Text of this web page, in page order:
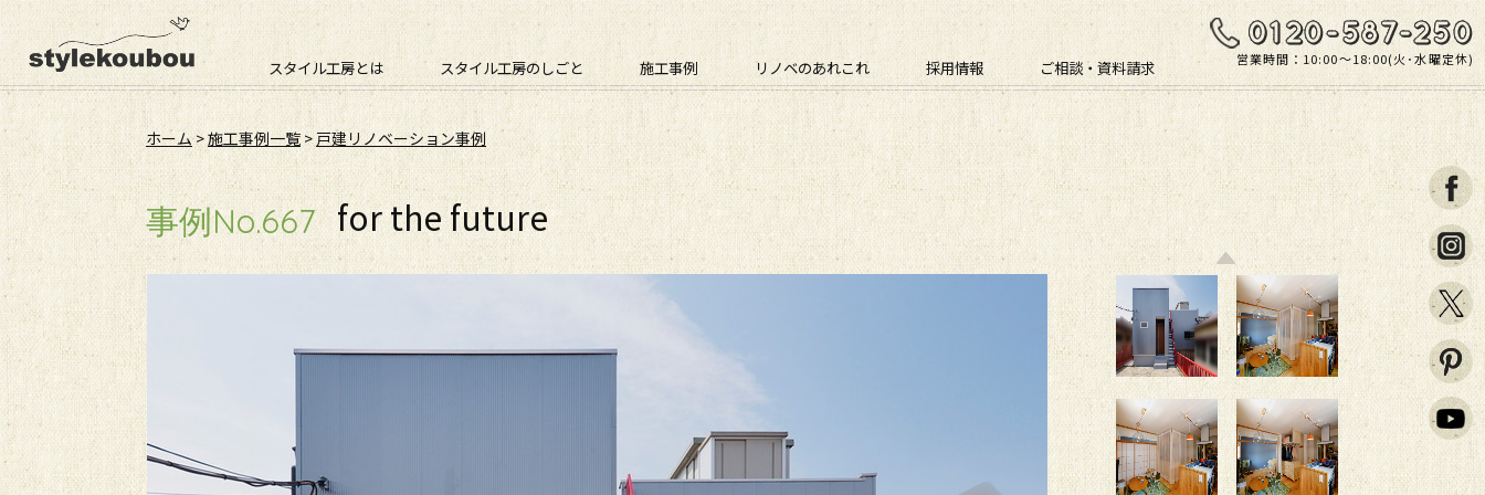
スタイル工房とは スタイル工房のしごと 施工事例 リノベのあれこれ 採用情報 ご相談・資料請求 営業時間：10:00〜18:00(火･水曜定休)
ホーム>施工事例一覧 >戸建リノベーション事例
事例No.667 for the future